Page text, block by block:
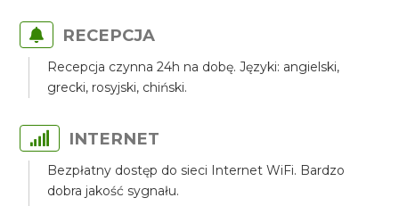
RECEPCJA
Recepcja czynna 24h na dobę. Języki: angielski,
grecki, rosyjski, chiński.
INTERNET
Bezpłatny dostęp do sieci Internet WiFi. Bardzo
dobra jakość sygnału.